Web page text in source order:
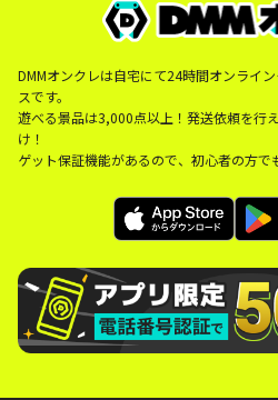
DMMオンクレは自宅にて24時間オンライ
スです。
遊べる景品は3,000点以上！発送依頼を行
け！
ゲット保証機能があるので、初心者の方で